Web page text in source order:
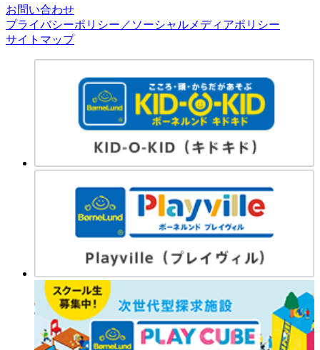
お問い合わせ
プライバシーポリシー／ソーシャルメディアポリシー
サイトマップ